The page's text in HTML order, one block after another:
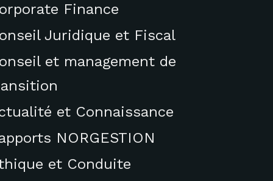
Finance
Juridique et Fiscal
et management de
et Connaissance
NORGESTION
et Conduite